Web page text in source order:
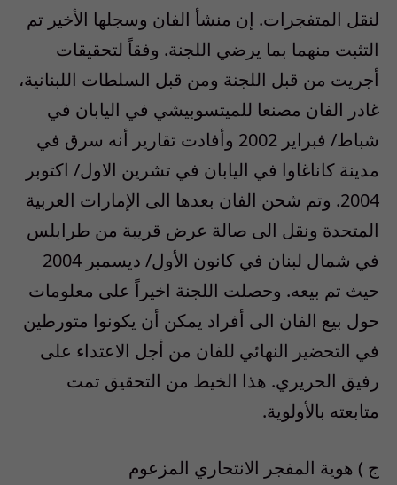
لنقل المتفجرات. إن منشأ الفان وسجلها الأخير تم
التثبت منهما بما يرضي اللجنة. وفقاً لتحقيقات
أجريت من قبل اللجنة ومن قبل السلطات اللبنانية،
غادر الفان مصنعا للميتسوبيشي في اليابان في
شباط/ فبراير 2002 وأفادت تقارير أنه سرق في
مدينة كاناغاوا في اليابان في تشرين الاول/ اكتوبر
2004. وتم شحن الفان بعدها الى الإمارات العربية
المتحدة ونقل الى صالة عرض قريبة من طرابلس
في شمال لبنان في كانون الأول/ ديسمبر 2004
حيث تم بيعه. وحصلت اللجنة اخيراً على معلومات
حول بيع الفان الى أفراد يمكن أن يكونوا متورطين
في التحضير النهائي للفان من أجل الاعتداء على
رفيق الحريري. هذا الخيط من التحقيق تمت
متابعته بالأولوية.
ج ) هوية المفجر الانتحاري المزعوم